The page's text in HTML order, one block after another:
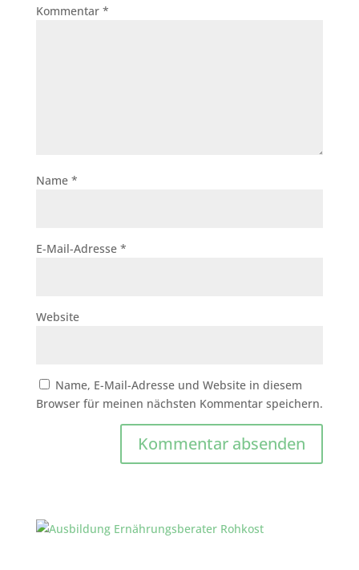
Kommentar *
Name *
E-Mail-Adresse *
Website
Name, E-Mail-Adresse und Website in diesem
Browser für meinen nächsten Kommentar speichern.